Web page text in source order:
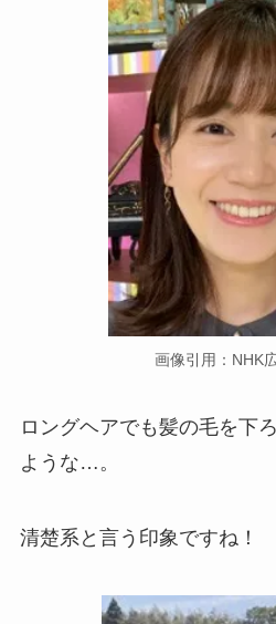
画像引用：NHK
ロングヘアでも髪の毛を下
ような…。
清楚系と言う印象ですね！